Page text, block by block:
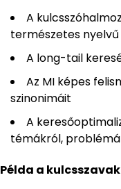
A
természetes
A long-tail
Az MI képes
szinonimáit
A
témákról,
Példa a